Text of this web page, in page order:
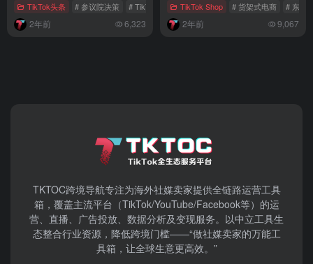
TikTok头条 # 参议院决策 # TikTok法案 # 美国政治
2年前 6,323
TikTok Shop # 货架式电商 # 东南
2年前 9,067
TKTOC跨境导航​专注为海外社媒卖家提供全链路运营工具
箱，覆盖主流平台（TikTok/YouTube/Facebook等）​的运
营、直播、广告投放、数据分析及变现服务。以中立工具生
态整合行业资源，降低跨境门槛——“做社媒卖家的万能工
具箱，让全球生意更高效。”